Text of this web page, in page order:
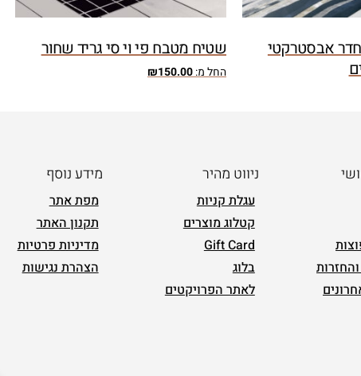
אבסטרקטי
שטיח מטבח פי וי סי גריד שחור
החל מ: ₪150.00
ניווט מהיר
עגלת קניות
קטלוג מוצרים
Gift Card
בלוג
לאתר הפרויקטים
מידע נוסף
מפת אתר
תקנון האתר
מדיניות פרטיות
הצהרת נגישות